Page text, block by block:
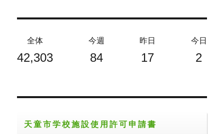
全体
42,303
今週
84
昨日
17
今日
2
天童市学校施設使用許可申請書